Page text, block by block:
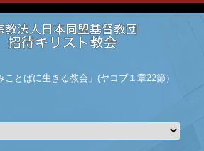
とばに生きる教会」(ヤコブ１章22節）